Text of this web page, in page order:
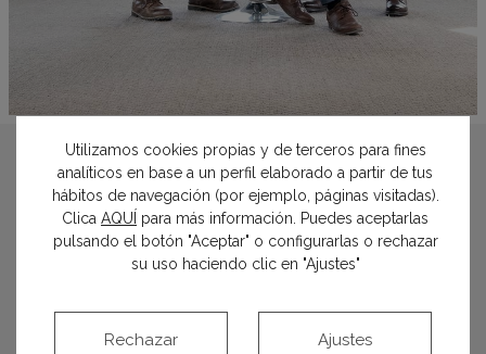
EEBA
Alfonso Asencio, Pedro Asencio y
Manantial 13, Edificio CEEI - Oficina 179 -
11500 El Puerto de Santa María - Cádiz
Utilizamos cookies propias y de terceros para fines
analíticos en base a un perfil elaborado a partir de tus
hábitos de navegación (por ejemplo, páginas visitadas).
Clica AQUÍ para más información. Puedes aceptarlas
pulsando el botón "Aceptar" o configurarlas o rechazar
su uso haciendo clic en "Ajustes"
Rechazar Ajustes